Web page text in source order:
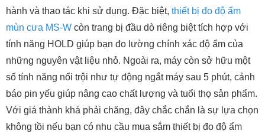
hành và thao tác khi sử dụng. Đặc biệt, thiết bị đo độ ẩm
mùn cưa MS-W còn trang bị đầu dò riêng biệt tích hợp với
tính năng HOLD giúp bạn đo lường chính xác độ ẩm của
những nguyên vật liệu nhỏ. Ngoài ra, máy còn sở hữu một
số tính năng nổi trội như tự động ngắt máy sau 5 phút, cảnh
báo pin yếu giúp nâng cao chất lượng và tuổi thọ sản phẩm.
Với giá thành khá phải chăng, đây chắc chắn là sự lựa chọn
không tồi nếu bạn có nhu cầu mua sắm thiết bị đo độ ẩm